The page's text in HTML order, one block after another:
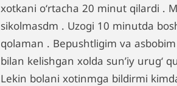
xotkani oʻrtacha 20 minut qilardi .
sikolmasdm . Uzogi 10 minutda
qolaman . Bepushtligim va
bilan kelishgan xolda sunʼiy urugʻ
Lekin bolani xotinmga bildirmi